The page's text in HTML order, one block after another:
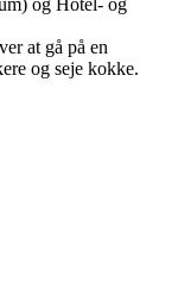
og Hotel- og
at gå på en
og seje kokke.